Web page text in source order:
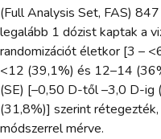
(Full Analysis Set, FAS)
legalább 1 dózist kaptak a
randomizációt életkor [3 –
<12 (39,1%) és 12–14
(SE) [–0,50 D-től –3,0 D-
(31,8%)] szerint
módszerrel mérve.